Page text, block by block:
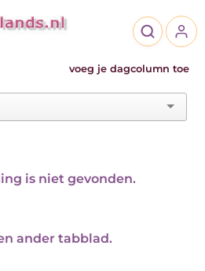
voeg je dagcolumn toe
is niet gevonden.
ander tabblad.